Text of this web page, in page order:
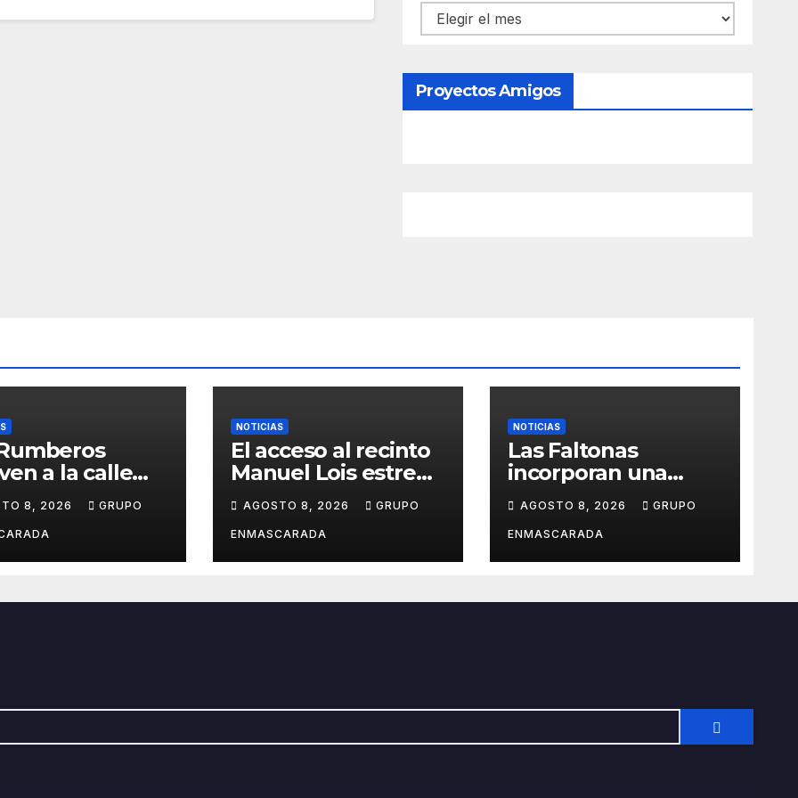
Contenido
Proyectos Amigos
a la calle
nació su
51 años
el mismo
el mismo
8, 2026 GRUPO
NOTICIAS
El acceso al recinto
Manuel Lois estrena
asfalto tras años de
espera
AGOSTO 8, 2026 GRUPO
ENMASCARADA
NOTICIAS
Las Faltonas
incorporan una
dirección musical
tinerfeña para
afrontar con ilusión
el Carnaval de
AGOSTO 8, 2026 GRUPO
ENMASCARADA